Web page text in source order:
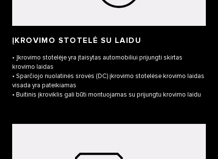
ĮKROVIMO STOTELĖ SU LAIDU
• Įkrovimo stotelėje yra įtaisytas automobiliui prijungti skirtas
krovimo laidas
• Sparčiojo nuolatinės srovės (DC) įkrovimo stotelėse krovimo laidas
visada yra pateikiamas
• Buitinis įkroviklis gali būti montuojamas su prijungtu krovimo laidu